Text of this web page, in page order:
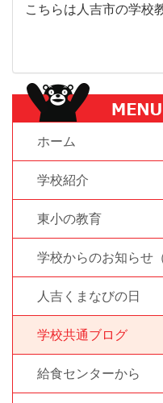
こちらは人吉市の学校
ホーム
学校紹介
東小の教育
学校からのお知らせ
人吉くまなびの日
学校共通ブログ
給食センターから